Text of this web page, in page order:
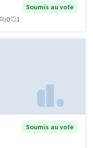
Soumis au vote
0 1
Soumis au vote